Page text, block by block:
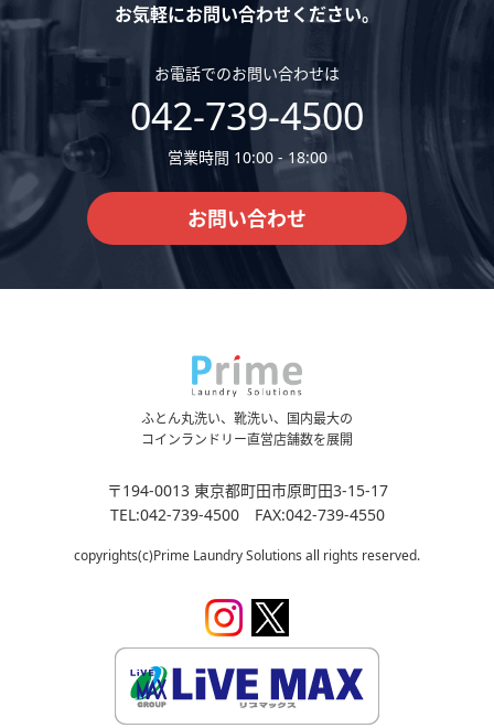
お気軽にお問い合わせください。
お電話でのお問い合わせは
042-739-4500
営業時間 10:00 - 18:00
お問い合わせ
ふとん丸洗い、靴洗い、国内最大の
コインランドリー直営店舗数を展開
〒194-0013 東京都町田市原町田3-15-17
TEL:042-739-4500 FAX:042-739-4550
copyrights(c)Prime Laundry Solutions all rights reserved.